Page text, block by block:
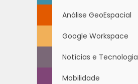
Análise GeoEspacial
Google Workspace
Notícias e Tecnologia
Mobilidade